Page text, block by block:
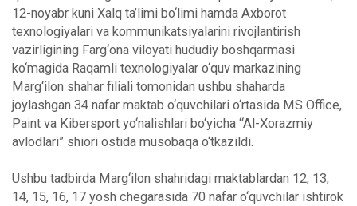
12-noyabr kuni Xalq ta’limi bo‘limi hamda Axborot
texnologiyalari va kommunikatsiyalarini rivojlantirish
vazirligining Farg‘ona viloyati hududiy boshqarmasi
ko‘magida Raqamli texnologiyalar o‘quv markazining
Marg‘ilon shahar filiali tomonidan ushbu shaharda
joylashgan 34 nafar maktab o‘quvchilari o‘rtasida MS Office,
Paint va Kibersport yo‘nalishlari bo‘yicha “Al-Xorazmiy
avlodlari” shiori ostida musobaqa o‘tkazildi.
Ushbu tadbirda Marg‘ilon shahridagi maktablardan 12, 13,
14, 15, 16, 17 yosh chegarasida 70 nafar o‘quvchilar ishtirok